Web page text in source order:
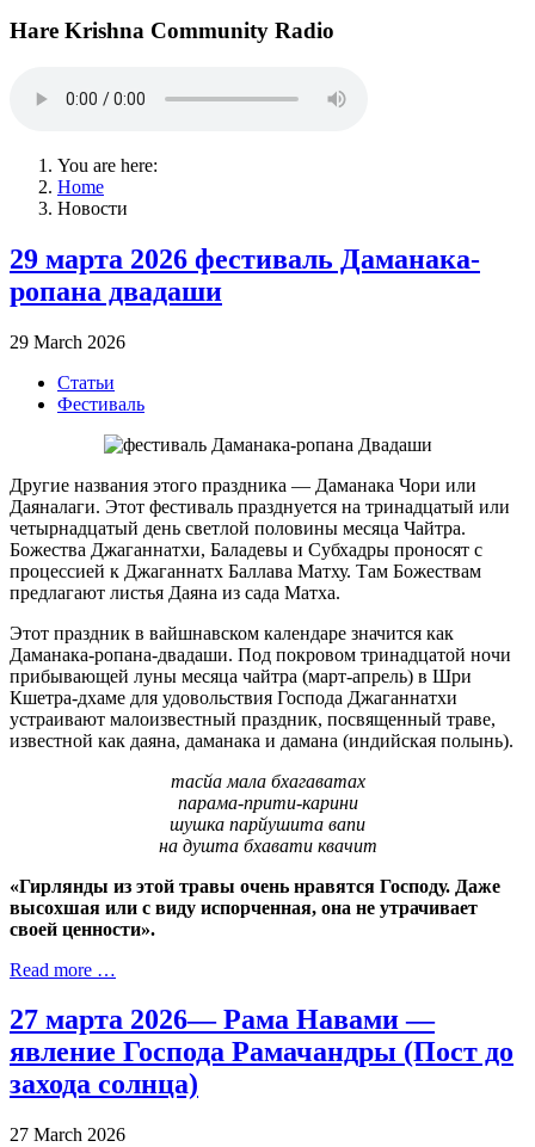
Hare Krishna Community Radio
You are here:
Home
Новости
29 марта 2026 фестиваль Даманака-
ропана двадаши
29 March 2026
Статьи
Фестиваль
Другие названия этого праздника — Даманака Чори или
Даяналаги. Этот фестиваль празднуется на тринадцатый или
четырнадцатый день светлой половины месяца Чайтра.
Божества Джаганнатхи, Баладевы и Субхадры проносят с
процессией к Джаганнатх Баллава Матху. Там Божествам
предлагают листья Даяна из сада Матха.
Этот праздник в вайшнавском календаре значится как
Даманака-ропана-двадаши. Под покровом тринадцатой ночи
прибывающей луны месяца чайтра (март-апрель) в Шри
Кшетра-дхаме для удовольствия Господа Джаганнатхи
устраивают малоизвестный праздник, посвященный траве,
известной как даяна, даманака и дамана (индийская полынь).
тасйа мала бхагаватах
парама-прити-карини
шушка парйушита вапи
на душта бхавати квачит
«Гирлянды из этой травы очень нравятся Господу. Даже
высохшая или с виду испорченная, она не утрачивает
своей ценности».
Read more …
27 марта 2026— Рама Навами —
явление Господа Рамачандры (Пост до
захода солнца)
27 March 2026